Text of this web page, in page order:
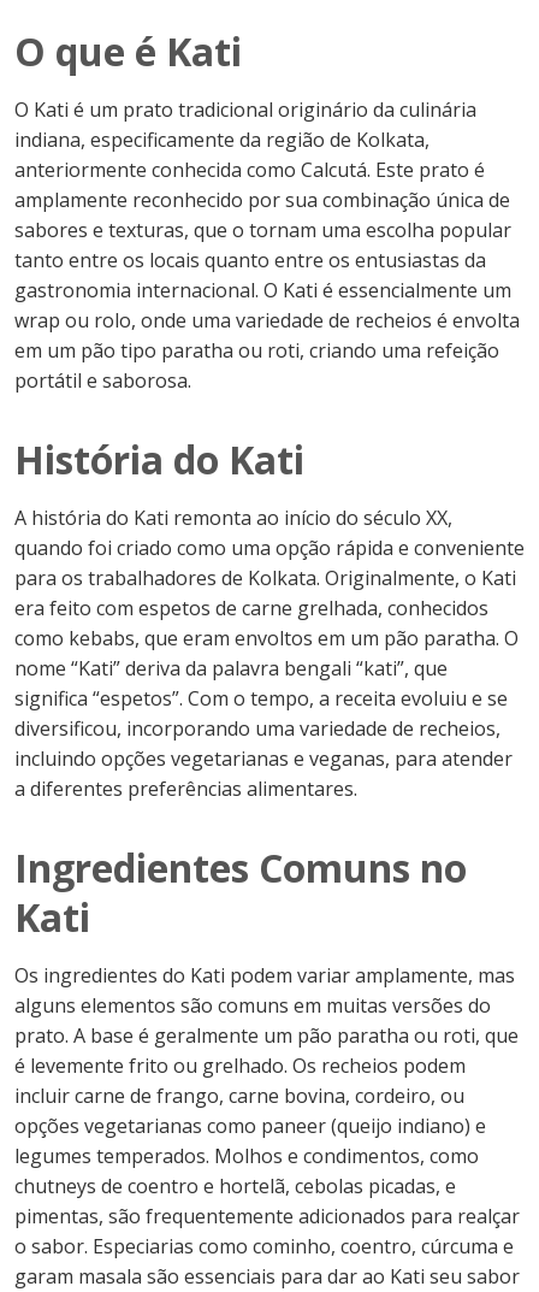
O que é Kati
O Kati é um prato tradicional originário da culinária
indiana, especificamente da região de Kolkata,
anteriormente conhecida como Calcutá. Este prato é
amplamente reconhecido por sua combinação única de
sabores e texturas, que o tornam uma escolha popular
tanto entre os locais quanto entre os entusiastas da
gastronomia internacional. O Kati é essencialmente um
wrap ou rolo, onde uma variedade de recheios é envolta
em um pão tipo paratha ou roti, criando uma refeição
portátil e saborosa.
História do Kati
A história do Kati remonta ao início do século XX,
quando foi criado como uma opção rápida e conveniente
para os trabalhadores de Kolkata. Originalmente, o Kati
era feito com espetos de carne grelhada, conhecidos
como kebabs, que eram envoltos em um pão paratha. O
nome “Kati” deriva da palavra bengali “kati”, que
significa “espetos”. Com o tempo, a receita evoluiu e se
diversificou, incorporando uma variedade de recheios,
incluindo opções vegetarianas e veganas, para atender
a diferentes preferências alimentares.
Ingredientes Comuns no
Kati
Os ingredientes do Kati podem variar amplamente, mas
alguns elementos são comuns em muitas versões do
prato. A base é geralmente um pão paratha ou roti, que
é levemente frito ou grelhado. Os recheios podem
incluir carne de frango, carne bovina, cordeiro, ou
opções vegetarianas como paneer (queijo indiano) e
legumes temperados. Molhos e condimentos, como
chutneys de coentro e hortelã, cebolas picadas, e
pimentas, são frequentemente adicionados para realçar
o sabor. Especiarias como cominho, coentro, cúrcuma e
garam masala são essenciais para dar ao Kati seu sabor